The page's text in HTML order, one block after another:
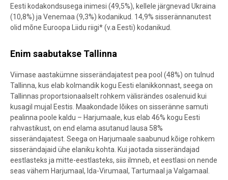
Eesti kodakondsusega inimesi (49,5%), kellele järgnevad Ukraina
(10,8%) ja Venemaa (9,3%) kodanikud. 14,9% sisserännanutest
olid mõne Euroopa Liidu riigi* (v.a Eesti) kodanikud.
Enim saabutakse Tallinna
Viimase aastakümne sisserändajatest pea pool (48%) on tulnud
Tallinna, kus elab kolmandik kogu Eesti elanikkonnast, seega on
Tallinnas proportsionaalselt rohkem välisrändes osalenuid kui
kusagil mujal Eestis. Maakondade lõikes on sisseränne samuti
pealinna poole kaldu – Harjumaale, kus elab 46% kogu Eesti
rahvastikust, on end elama asutanud lausa 58%
sisserändajatest. Seega on Harjumaale saabunud kõige rohkem
sisserändajaid ühe elaniku kohta. Kui jaotada sisserändajad
eestlasteks ja mitte-eestlasteks, siis ilmneb, et eestlasi on nende
seas vähem Harjumaal, Ida-Virumaal, Tartumaal ja Valgamaal.